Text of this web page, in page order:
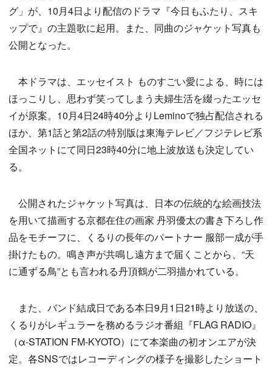
グ」が、10月4日より配信のドラマ『今日もふたり、スキ
ップで』の主題歌に起用。また、同曲のジャケット写真も
公開となった。
本ドラマは、エッセイスト ものすごい愛による、時には
ほっこりし、思わず笑ってしまう夫婦生活を綴ったエッセ
イが原案。10月4日24時40分よりLeminoで独占配信される
ほか、第1話と第2話の特別版は東海テレビ／フジテレビ系
全国ネットにて同日23時40分に地上波放送も決定してい
る。
公開されたジャケット写真は、日本の伝統的な絵画技法
を用いて描画する京都在住の画家 丹羽優太の書き下ろし作
品をモチーフに、くるりの長年のパートナー 服部一成が手
掛けたもの。鳴き声が共鳴し遠方まで届くことから、“天
に通ずる鳥”とも言われる丹頂鶴が二羽描かれている。
また、バンド結成日である本日9月1日21時より放送の、
くるりがレギュラーを務めるラジオ番組『FLAG RADIO』
（α-STATION FM-KYOTO）にて本楽曲の初オンエアが決
定。各SNSではレコーディングの様子を撮影したショート